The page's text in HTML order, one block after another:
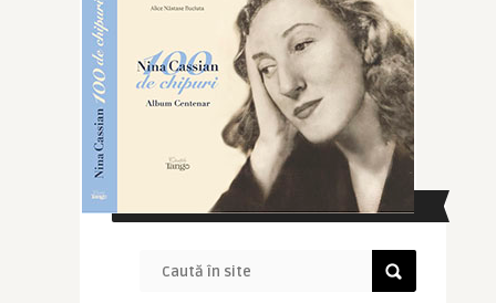
CAUTĂ ÎN SITE